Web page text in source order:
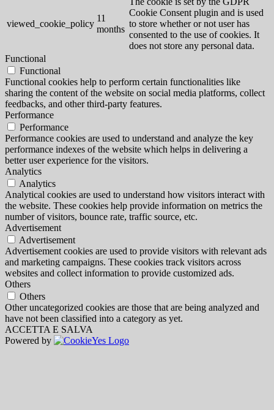
viewed_cookie_policy
11
months
Cookie Consent plugin and is used
to store whether or not user has
consented to the use of cookies. It
does not store any personal data.
Functional
Functional
Functional cookies help to perform certain functionalities like
sharing the content of the website on social media platforms, collect
feedbacks, and other third-party features.
Performance
Performance
Performance cookies are used to understand and analyze the key
performance indexes of the website which helps in delivering a
better user experience for the visitors.
Analytics
Analytics
Analytical cookies are used to understand how visitors interact with
the website. These cookies help provide information on metrics the
number of visitors, bounce rate, traffic source, etc.
Advertisement
Advertisement
Advertisement cookies are used to provide visitors with relevant ads
and marketing campaigns. These cookies track visitors across
websites and collect information to provide customized ads.
Others
Others
Other uncategorized cookies are those that are being analyzed and
have not been classified into a category as yet.
ACCETTA E SALVA
Powered by